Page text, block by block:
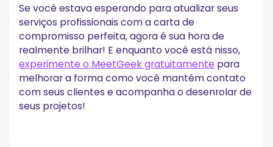
Se você estava esperando para atualizar seus
serviços profissionais com a carta de
compromisso perfeita, agora é sua hora de
realmente brilhar! E enquanto você está nisso,
experimente o MeetGeek gratuitamente para
melhorar a forma como você mantém contato
com seus clientes e acompanha o desenrolar de
seus projetos!